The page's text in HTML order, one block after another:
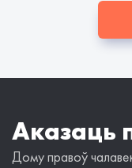
Аказаць
Дому правоў